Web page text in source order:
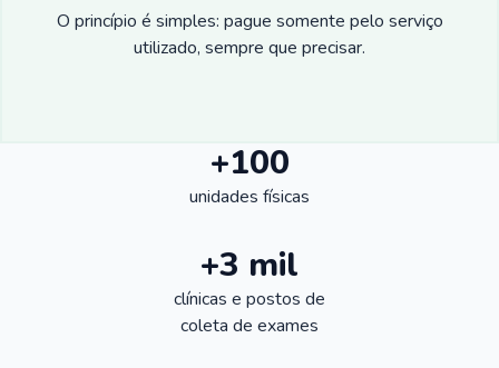
O princípio é simples: pague somente pelo serviço
utilizado, sempre que precisar.
+100
unidades físicas
+3 mil
clínicas e postos de
coleta de exames